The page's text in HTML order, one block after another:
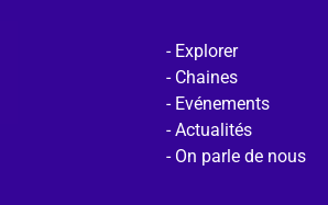
Explorer
Chaines
Evénements
Actualités
On parle de nous